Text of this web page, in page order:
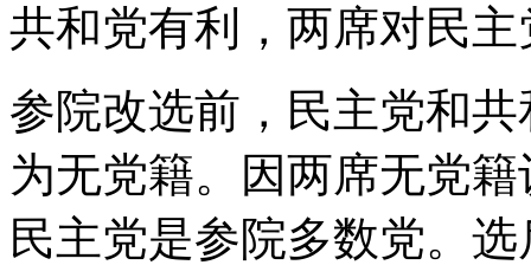
共和党有利，两席对民
参院改选前，民主党和
为无党籍。因两席无党
民主党是参院多数党。